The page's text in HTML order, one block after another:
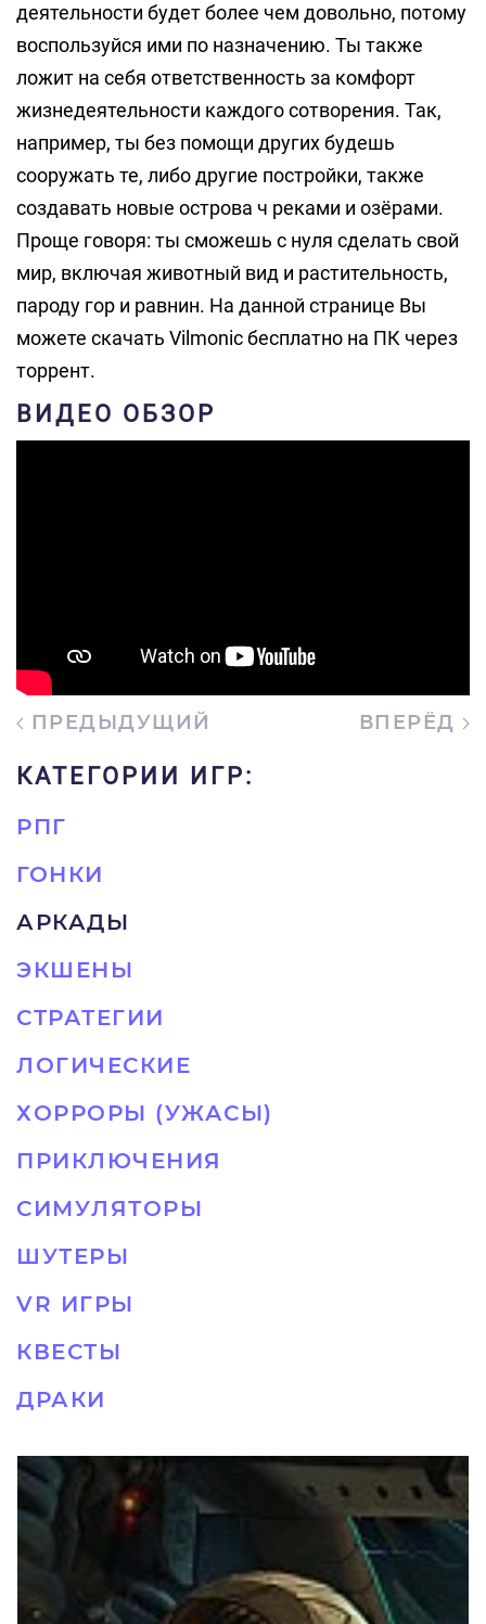
деятельности будет более чем довольно, потому
воспользуйся ими по назначению. Ты также
ложит на себя ответственность за комфорт
жизнедеятельности каждого сотворения. Так,
например, ты без помощи других будешь
сооружать те, либо другие постройки, также
создавать новые острова ч реками и озёрами.
Проще говоря: ты сможешь с нуля сделать свой
мир, включая животный вид и растительность,
пароду гор и равнин. На данной странице Вы
можете скачать Vilmonic бесплатно на ПК через
торрент.
ВИДЕО ОБЗОР
ПРЕДЫДУЩИЙ ВПЕРЁД
КАТЕГОРИИ ИГР:
РПГ
ГОНКИ
АРКАДЫ
ЭКШЕНЫ
СТРАТЕГИИ
ЛОГИЧЕСКИЕ
ХОРРОРЫ (УЖАСЫ)
ПРИКЛЮЧЕНИЯ
СИМУЛЯТОРЫ
ШУТЕРЫ
VR ИГРЫ
КВЕСТЫ
ДРАКИ